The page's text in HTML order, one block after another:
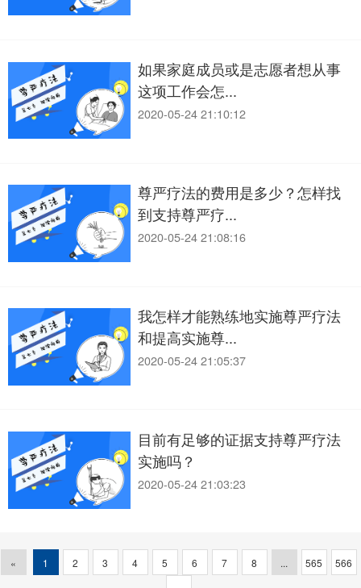
如果家庭成员或是志愿者想从事
这项工作会怎...
2020-05-24 21:10:12
尊严疗法的费用是多少？怎样找
到支持尊严疗...
2020-05-24 21:08:16
我怎样才能熟练地实施尊严疗法
和提高实施尊...
2020-05-24 21:05:37
目前有足够的证据支持尊严疗法
实施吗？
2020-05-24 21:03:23
« 1 2 3 4 5 6 7 8 ... 565
566